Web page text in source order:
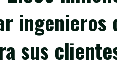
ingenieros
sus